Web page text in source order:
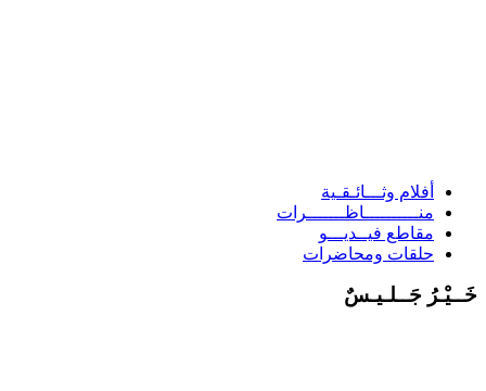
أفلام وثـــائـقـية
منــــــــــاظـــــــرات
مقاطع فيــديـــو
حلقات ومحاضرات
جَــلـيـسٌ